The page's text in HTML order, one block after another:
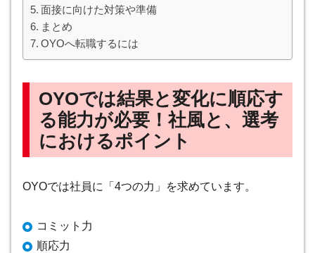
面接に向けた対策や準備
まとめ
OYOへ転職するには
OYOでは結果と変化に順応す
る能力が必要！社風と、選考
におけるポイント
OYOでは社員に「4つの力」を求めています。
コミット力
順応力